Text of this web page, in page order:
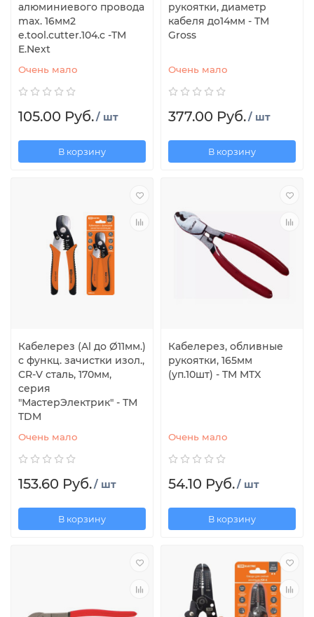
алюминиевого провода
max. 16мм2
e.tool.cutter.104.c -TM
E.Next
Очень мало
105.00 Руб./ шт
В корзину
рукоятки, диаметр
кабеля до14мм - TM
Gross
Очень мало
377.00 Руб./ шт
В корзину
Кабелерез (Al до Ø11мм.)
с функц. зачистки изол.,
CR-V сталь, 170мм,
серия
"МастерЭлектрик" - ТМ
TDM
Очень мало
153.60 Руб./ шт
В корзину
Кабелерез, обливные
рукоятки, 165мм
(уп.10шт) - TM MTX
Очень мало
54.10 Руб./ шт
В корзину